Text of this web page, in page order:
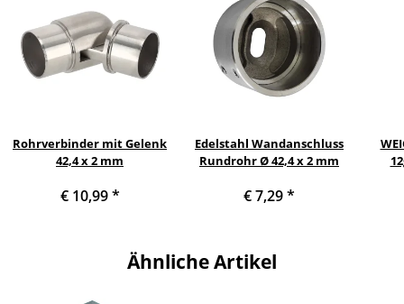
Rohrverbinder mit Gelenk
42,4 x 2 mm
€ 10,99*
Edelstahl Wandanschluss
Rundrohr Ø 42,4 x 2 mm
€ 7,29*
Ähnliche Artikel